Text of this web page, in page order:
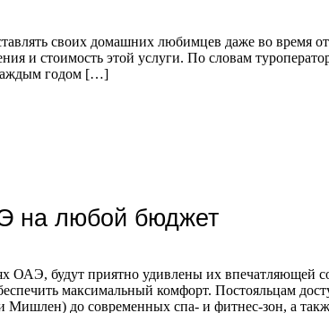
своих домашних любимцев даже во время
и стоимость этой услуги. По словам
годом […]
на любой бюджет
ОАЭ, будут приятно удивлены их
максимальный комфорт. Постояльцам
Мишлен) до современных спа- и фитнес-зон, а